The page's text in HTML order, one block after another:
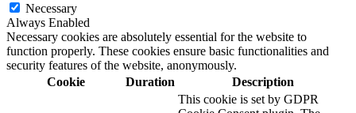
Necessary
Always Enabled
Necessary cookies are absolutely essential for the website to
function properly. These cookies ensure basic functionalities and
security features of the website, anonymously.
Cookie
Duration Description
This cookie is set by GDPR